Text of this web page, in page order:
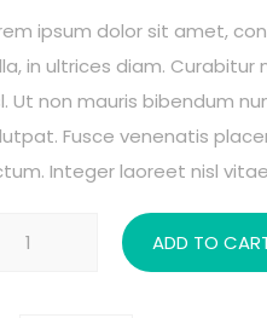
ipsum dolor sit amet,
in ultrices diam.
Ut non mauris bibendum
Fusce venenatis
Integer laoreet nisl
ADD TO